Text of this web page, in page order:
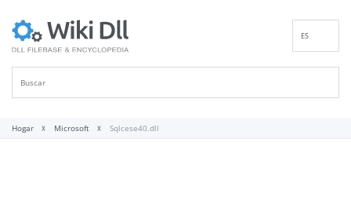
ES
Hogar Microsoft Sqlcese40.dll